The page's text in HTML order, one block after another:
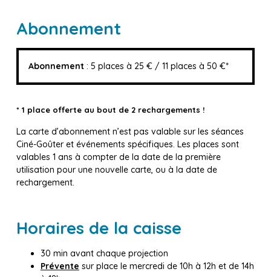
Abonnement
Abonnement : 5 places à 25 € / 11 places à 50 €*
* 1 place offerte au bout de 2 rechargements !
La carte d’abonnement n’est pas valable sur les séances
Ciné-Goûter et événements spécifiques. Les places sont
valables 1 ans à compter de la date de la première
utilisation pour une nouvelle carte, ou à la date de
rechargement.
Horaires de la caisse
30 min avant chaque projection
Prévente sur place le mercredi de 10h à 12h et de 14h